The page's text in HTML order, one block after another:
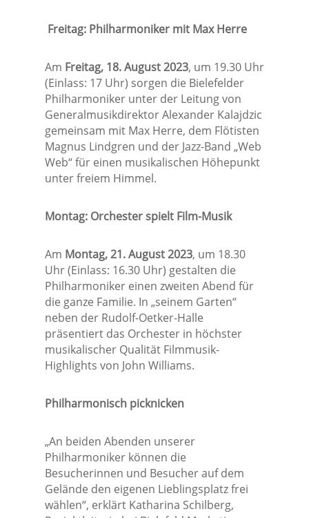
Freitag: Philharmoniker mit Max Herre
Am Freitag, 18. August 2023, um 19.30 Uhr
(Einlass: 17 Uhr) sorgen die Bielefelder
Philharmoniker unter der Leitung von
Generalmusikdirektor Alexander Kalajdzic
gemeinsam mit Max Herre, dem Flötisten
Magnus Lindgren und der Jazz-Band „Web
Web“ für einen musikalischen Höhepunkt
unter freiem Himmel.
Montag: Orchester spielt Film-Musik
Am Montag, 21. August 2023, um 18.30
Uhr (Einlass: 16.30 Uhr) gestalten die
Philharmoniker einen zweiten Abend für
die ganze Familie. In „seinem Garten“
neben der Rudolf-Oetker-Halle
präsentiert das Orchester in höchster
musikalischer Qualität Filmmusik-
Highlights von John Williams.
Philharmonisch picknicken
„An beiden Abenden unserer
Philharmoniker können die
Besucherinnen und Besucher auf dem
Gelände den eigenen Lieblingsplatz frei
wählen“, erklärt Katharina Schilberg,